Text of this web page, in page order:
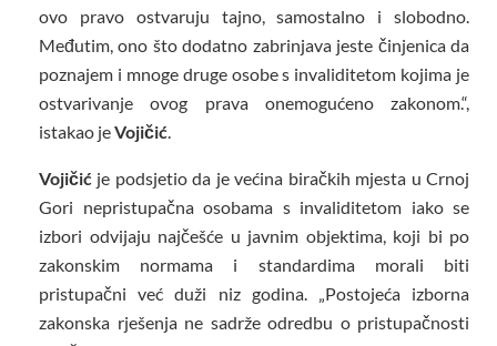
ovo pravo ostvaruju tajno, samostalno i slobodno.
Međutim, ono što dodatno zabrinjava jeste činjenica da
poznajem i mnoge druge osobe s invaliditetom kojima je
ostvarivanje ovog prava onemogućeno zakonom.“,
istakao jeVojičić.
Vojičić je podsjetio da je većina biračkih mjesta u Crnoj
Gori nepristupačna osobama s invaliditetom iako se
izbori odvijaju najčešće u javnim objektima, koji bi po
zakonskim normama i standardima morali biti
pristupačni već duži niz godina. „Postojeća izborna
zakonska rješenja ne sadrže odredbu o pristupačnosti